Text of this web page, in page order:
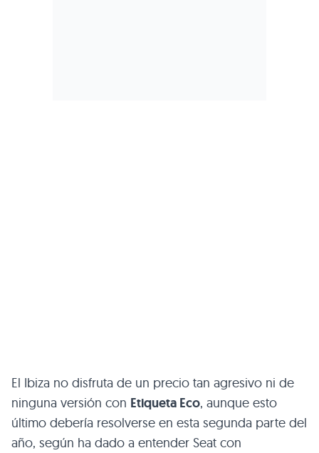
El Ibiza no disfruta de un precio tan agresivo ni de
ninguna versión con Etiqueta Eco, aunque esto
último debería resolverse en esta segunda parte del
año, según ha dado a entender Seat con